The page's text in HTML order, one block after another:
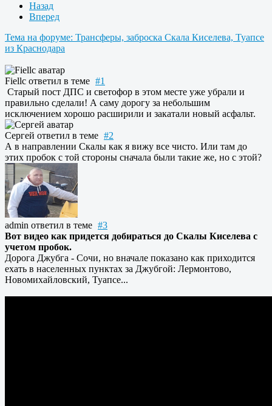
Назад
Вперед
Тема на форуме: Трансферы, заброска Скала Киселева, Туапсе
из Краснодара
Fiellc ответил в теме #1
Старый пост ДПС и светофор в этом месте уже убрали и
правильно сделали! А саму дорогу за небольшим
исключением хорошо расширили и закатали новый асфальт.
Сергей ответил в теме #2
А в направлении Скалы как я вижу все чисто. Или там до
этих пробок с той стороны сначала были такие же, но с этой?
admin ответил в теме #3
Вот видео как придется добираться до Скалы Киселева с
учетом пробок.
Дорога Джубга - Сочи, но вначале показано как приходится
ехать в населенных пунктах за Джубгой: Лермонтово,
Новомихайловский, Туапсе...